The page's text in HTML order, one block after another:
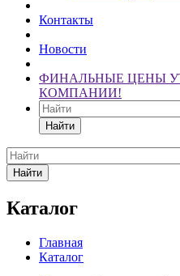
Контакты
Новости
ФИНАЛЬНЫЕ ЦЕНЫ
КОМПАНИИ!
Найти
Найти
Каталог
Главная
Каталог